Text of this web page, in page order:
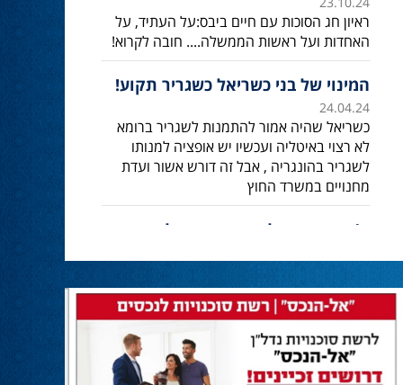
ראיון חג הסוכות עם חיים ביבס:על העתיד, על
האחדות ועל ראשות הממשלה.... חובה לקרוא!
המינוי של בני כשריאל כשגריר תקוע!
24.04.24
כשריאל שהיה אמור להתמנות לשגריר ברומא
לא רצוי באיטליה ועכשיו יש אופציה למנותו
לשגריר בהונגריה , אבל זה דורש אשור ועדת
מחנויים במשרד החוץ
ח’כ אושר שקלים: נתניהו מגלה
חבר הכנסת אושר שקלים מחזק את ראש
הממשלה:
״מול כל הלחצים, החתרנים והדיס אינפורמציה,
ראש הממשלה נתניהו שוב מגלה מנהיגות,
ובהתאם לקריאתנו, לרצון העם והחיילים מבהיר